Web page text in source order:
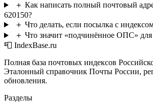
＋ Как написать полный почтовый
620150?
＋ Что делать, если посылка с
＋ Что значит «подчинённое ОПС» для
📮 IndexBase.ru
Полная база почтовых индексов
Эталонный справочник Почты России,
обновления.
Разделы